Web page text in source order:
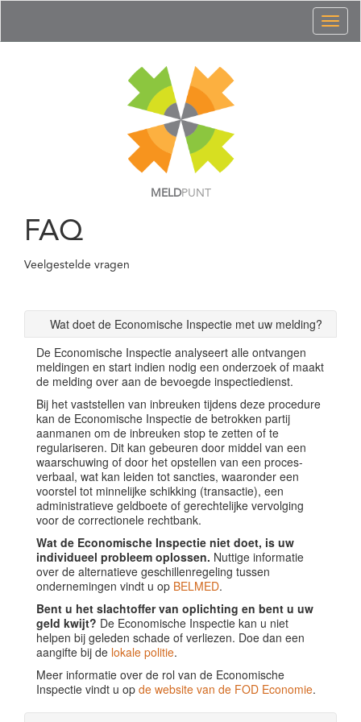
MELDPUNT
FAQ
Veelgestelde vragen
Wat doet de Economische Inspectie met uw melding?
De Economische Inspectie analyseert alle ontvangen
meldingen en start indien nodig een onderzoek of maakt
de melding over aan de bevoegde inspectiedienst.
Bij het vaststellen van inbreuken tijdens deze procedure
kan de Economische Inspectie de betrokken partij
aanmanen om de inbreuken stop te zetten of te
regulariseren. Dit kan gebeuren door middel van een
waarschuwing of door het opstellen van een proces-
verbaal, wat kan leiden tot sancties, waaronder een
voorstel tot minnelijke schikking (transactie), een
administratieve geldboete of gerechtelijke vervolging
voor de correctionele rechtbank.
Wat de Economische Inspectie niet doet, is uw
individueel probleem oplossen. Nuttige informatie
over de alternatieve geschillenregeling tussen
ondernemingen vindt u op BELMED.
Bent u het slachtoffer van oplichting en bent u uw
geld kwijt? De Economische Inspectie kan u niet
helpen bij geleden schade of verliezen. Doe dan een
aangifte bij de lokale politie.
Meer informatie over de rol van de Economische
Inspectie vindt u op de website van de FOD Economie.